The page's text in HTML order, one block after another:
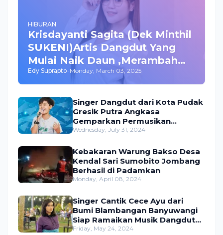
HIBURAN
Krisdayanti Sagita (Dek Minthil
SUKENI)Artis Dangdut Yang
Mulai Naik Daun ,Merambah
Bisnis dan Akting
Edy Suprapto-Monday, March 03, 2025
Singer Dangdut dari Kota Pudak
Gresik Putra Angkasa
Gemparkan Permusikan
Dangdut Indonesia
Wednesday, July 31, 2024
Kebakaran Warung Bakso Desa
Kendal Sari Sumobito Jombang
Berhasil di Padamkan
Monday, April 08, 2024
Singer Cantik Cece Ayu dari
Bumi Blambangan Banyuwangi
Siap Ramaikan Musik Dangdut
Indonesia
Friday, May 24, 2024